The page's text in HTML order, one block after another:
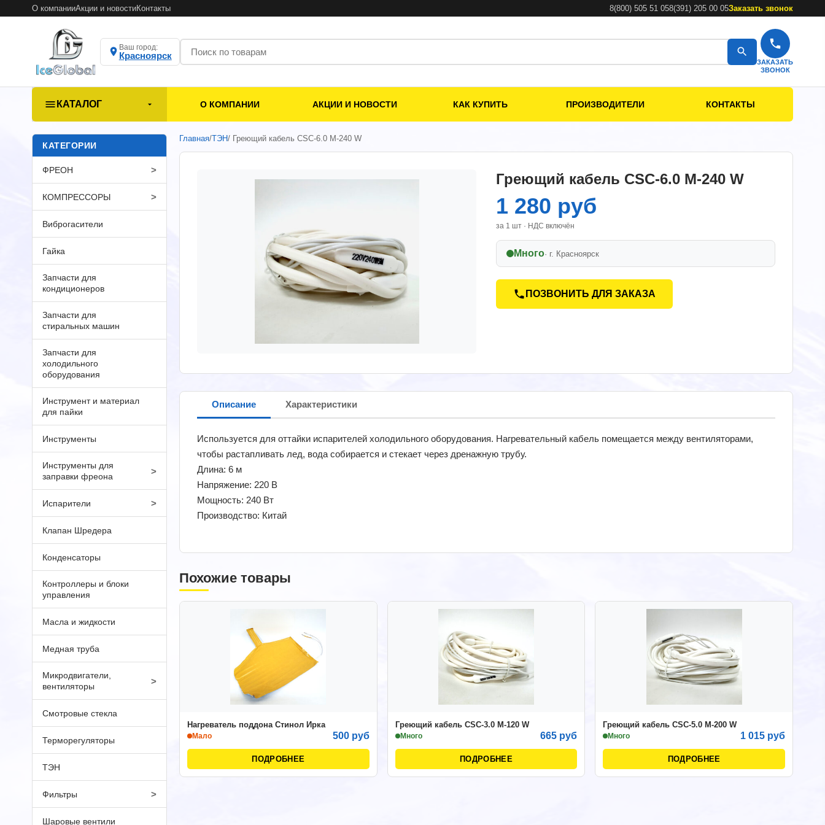
О компанииАкции и новостиКонтакты 8(800) 505 51 058(391) 205 00 05Заказать звонок
Ваш город:
Красноярск
ЗАКАЗАТЬ
ЗВОНОК
КАТАЛОГ О КОМПАНИИ АКЦИИ И НОВОСТИ КАК КУПИТЬ ПРОИЗВОДИТЕЛИ КОНТАКТЫ
КАТЕГОРИИ
ФРЕОН >
КОМПРЕССОРЫ >
Виброгасители
Гайка
Запчасти для
кондиционеров
Запчасти для
стиральных машин
Запчасти для
холодильного
оборудования
Инструмент и материал
для пайки
Инструменты
Инструменты для
заправки фреона
>
Испарители >
Клапан Шредера
Конденсаторы
Контроллеры и блоки
управления
Масла и жидкости
Медная труба
Микродвигатели,
вентиляторы
>
Смотровые стекла
Терморегуляторы
ТЭН
Фильтры >
Шаровые вентили
Главная/ТЭН/ Греющий кабель CSC-6.0 M-240 W
Греющий кабель CSC-6.0 M-240 W
1 280 руб
за 1 шт · НДС включён
Много· г. Красноярск
ПОЗВОНИТЬ ДЛЯ ЗАКАЗА
Описание Характеристики
Используется для оттайки испарителей холодильного оборудования. Нагревательный кабель помещается между вентиляторами,
чтобы растапливать лед, вода собирается и стекает через дренажную трубу.
Длина: 6 м
Напряжение: 220 В
Мощность: 240 Вт
Производство: Китай
Похожие товары
Нагреватель поддона Стинол Ирка
Мало 500 руб
ПОДРОБНЕЕ
Греющий кабель CSC-3.0 M-120 W
Много 665 руб
ПОДРОБНЕЕ
Греющий кабель CSC-5.0 M-200 W
Много 1 015 руб
ПОДРОБНЕЕ